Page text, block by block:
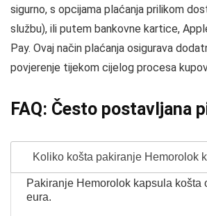
sigurno, s opcijama plaćanja prilikom
službu), ili putem bankovne kartice,
Pay. Ovaj način plaćanja osigurava
povjerenje tijekom cijelog procesa
FAQ: Često postavljana
Koliko košta pakiranje Hemorolok
Pakiranje Hemorolok kapsula košta
eura.